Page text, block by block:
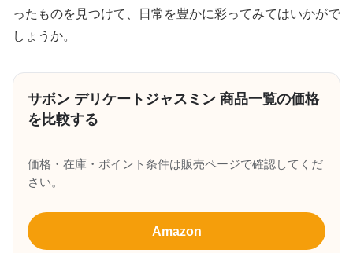
ったものを見つけて、日常を豊かに彩ってみてはいかがで
しょうか。
サボン デリケートジャスミン 商品一覧の価格
を比較する
価格・在庫・ポイント条件は販売ページで確認してくだ
さい。
Amazon